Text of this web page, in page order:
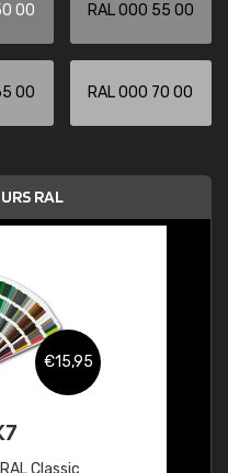
00 RAL 000 55 00
00 RAL 000 70 00
RAL
€15,95
Classic